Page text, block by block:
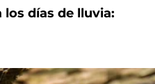
los días de lluvia: